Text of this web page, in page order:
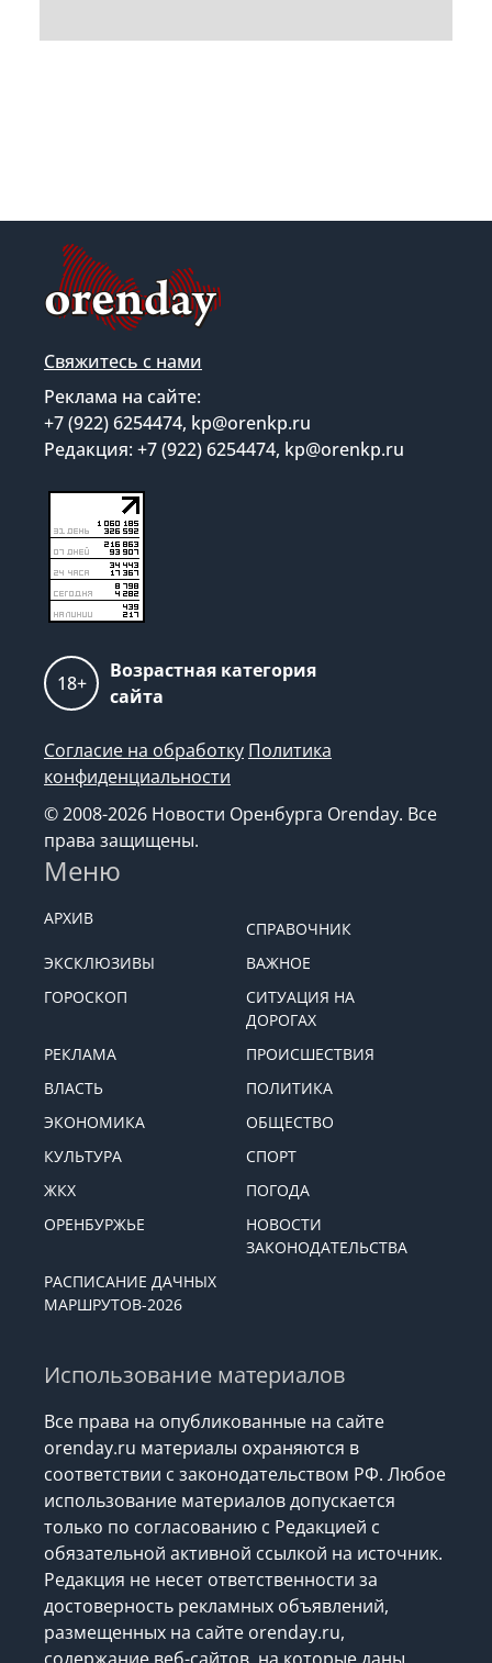
Свяжитесь с нами
Реклама на сайте:
+7 (922) 6254474, kp@orenkp.ru
Редакция: +7 (922) 6254474, kp@orenkp.ru
18+
Возрастная категория
сайта
Согласие на обработку Политика
конфиденциальности
© 2008-2026 Новости Оренбурга Orenday. Все
права защищены.
Меню
АРХИВ
СПРАВОЧНИК
ЭКСКЛЮЗИВЫ
ВАЖНОЕ
ГОРОСКОП
СИТУАЦИЯ НА
ДОРОГАХ
РЕКЛАМА
ПРОИСШЕСТВИЯ
ВЛАСТЬ
ПОЛИТИКА
ЭКОНОМИКА
ОБЩЕСТВО
КУЛЬТУРА
СПОРТ
ЖКХ
ПОГОДА
ОРЕНБУРЖЬЕ
НОВОСТИ
ЗАКОНОДАТЕЛЬСТВА
РАСПИСАНИЕ ДАЧНЫХ
МАРШРУТОВ-2026
Использование материалов
Все права на опубликованные на сайте
orenday.ru материалы охраняются в
соответствии с законодательством РФ. Любое
использование материалов допускается
только по согласованию с Редакцией с
обязательной активной ссылкой на источник.
Редакция не несет ответственности за
достоверность рекламных объявлений,
размещенных на сайте orenday.ru,